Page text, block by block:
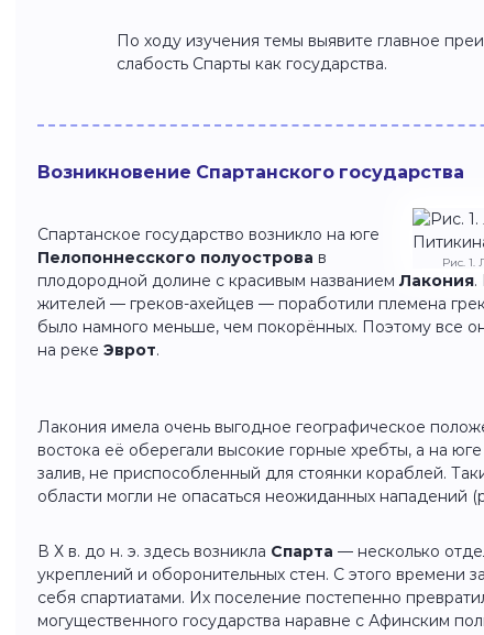
По ходу изучения темы выявите главное
слабость Спарты как государства.
Возникновение Спартанского государства
Рис. 1.
Спартанское государство возникло на юге
Пелопоннесского полуострова в
плодородной долине с красивым названием Лакония.
жителей — греков-ахейцев — поработили племена
было намного меньше, чем покорённых. Поэтому все
на реке Эврот.
Лакония имела очень выгодное географическое
востока её оберегали высокие горные хребты, а на
залив, не приспособленный для стоянки кораблей.
области могли не опасаться неожиданных нападений
В Х в. до н. э. здесь возникла Спарта — несколько
укреплений и оборонительных стен. С этого времени
себя спартиатами. Их поселение постепенно
могущественного государства наравне с Афинским